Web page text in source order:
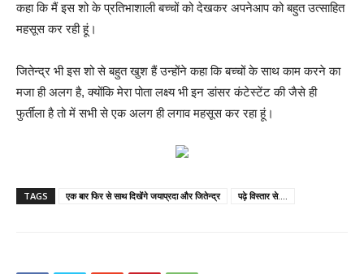
कहा कि मैं इस शो के प्रतिभाशाली बच्चों को देखकर अपनेआप को बहुत उत्साहित
महसूस कर रही हूं।
जितेन्द्र भी इस शो से बहुत खुश हैं उन्होंने कहा कि बच्चों के साथ काम करने का
मजा ही अलग है, क्योंकि मेरा पोता लक्ष्य भी इन डांसर कंटेस्टेंट की जैसे ही
फुर्तीला है तो में सभी से एक अलग ही लगाव महसूस कर रहा हूं।
TAGS एक बार फिर से साथ दिखेंगे जयाप्रदा और जितेन्द्र पढ़े विस्तार से....